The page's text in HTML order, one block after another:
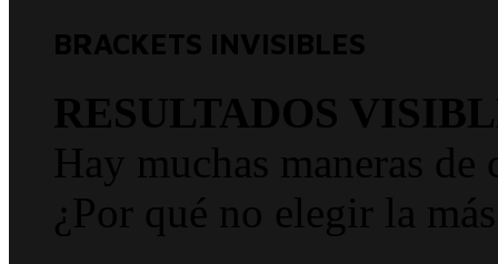
BRACKETS INVISIBLES
RESULTADOS
Hay muchas maneras
¿Por qué no elegir la